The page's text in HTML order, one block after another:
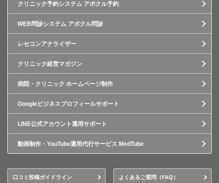
クリニック予約システム アポクル予約
WEB問診システム アポクル問診
レセコンアナライザー
クリニック経営マガジン
病院・クリニック ホームページ制作
Googleビジネスプロフィールサポート
LINE公式アカウント運用サポート
動画制作・YouTube運用代行サービス MedTube
口コミ投稿ガイドライン よくあるご質問（FAQ）